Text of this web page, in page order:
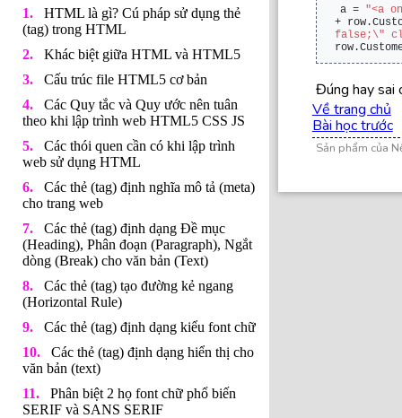
HTML là gì? Cú pháp sử dụng thẻ
(tag) trong HTML
Khác biệt giữa HTML và HTML5
Cấu trúc file HTML5 cơ bản
Các Quy tắc và Quy ước nên tuân
theo khi lập trình web HTML5 CSS JS
Các thói quen cần có khi lập trình
web sử dụng HTML
Các thẻ (tag) định nghĩa mô tả (meta)
cho trang web
Các thẻ (tag) định dạng Đề mục
(Heading), Phân đoạn (Paragraph), Ngắt
dòng (Break) cho văn bản (Text)
Các thẻ (tag) tạo đường kẻ ngang
(Horizontal Rule)
Các thẻ (tag) định dạng kiểu font chữ
Các thẻ (tag) định dạng hiển thị cho
văn bản (text)
Phân biệt 2 họ font chữ phổ biến
SERIF và SANS SERIF
a = "<a
+ row.
false; \"
row.
Đúng hay sai
Về trang chủ
Bài học trước
Sản phẩm của